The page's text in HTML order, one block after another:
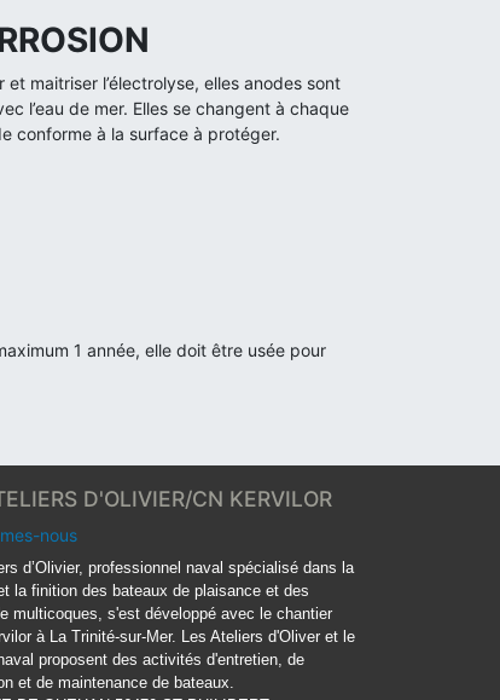
maitriser l’électrolyse, elles anodes sont
l’eau de mer. Elles se changent à chaque
conforme à la surface à protéger.
1 année, elle doit être usée pour
D'OLIVIER/CN KERVILOR
nous
d’Olivier, professionnel naval spécialisé dans la
la finition des bateaux de plaisance et des
multicoques, s'est développé avec le chantier
à La Trinité-sur-Mer. Les Ateliers d'Oliver et le
proposent des activités d'entretien, de
et de maintenance de bateaux.